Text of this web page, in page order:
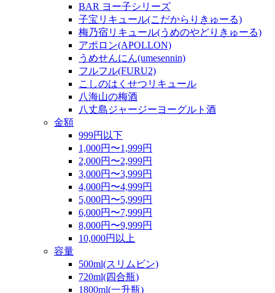
BAR ヨー子シリーズ
子宝リキュール(こだからりきゅーる)
梅乃宿リキュール(うめのやどりきゅーる)
アポロン(APOLLON)
うめせんにん(umesennin)
フルフル(FURU2)
こしのはくせつリキュール
八海山の梅酒
八丈島ジャージーヨーグルト酒
金額
999円以下
1,000円〜1,999円
2,000円〜2,999円
3,000円〜3,999円
4,000円〜4,999円
5,000円〜5,999円
6,000円〜7,999円
8,000円〜9,999円
10,000円以上
容量
500ml(スリムビン)
720ml(四合瓶)
1800ml(一升瓶)